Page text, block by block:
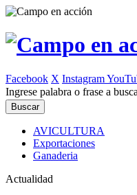
Facebook X Instagram
Ingrese palabra o frase a
AVICULTURA
Exportaciones
Ganaderia
Actualidad